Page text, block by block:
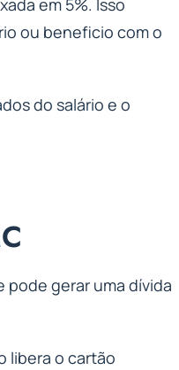
ou beneficio com o
do salário e o
gerar uma dívida
libera o cartão